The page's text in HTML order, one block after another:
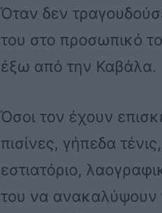
Όταν δεν
του στο προσωπικό
έξω από την Καβάλα.
Όσοι τον έχουν
πισίνες, γήπεδα
εστιατόριο,
του να ανακαλύψουν